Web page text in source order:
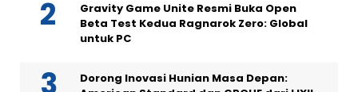
Gravity Game Unite Resmi Buka Open
Beta Test Kedua Ragnarok Zero: Global
untuk PC
Dorong Inovasi Hunian Masa Depan: